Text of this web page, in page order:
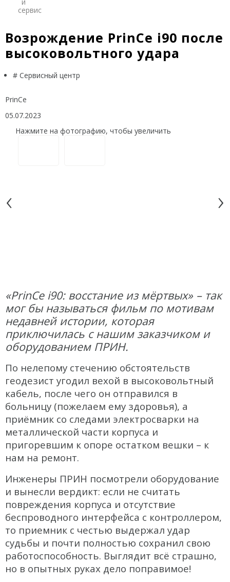
Trimble
Agisoft
Агро
Системы на экскаваторы
Системы на грейдеры
InnoSpector
Гидрография
БПВА
ОЛЭ
ADCP
ГБО
Датчик качества воды
Распродажа
сервис
Возрождение PrinCe i90 после
высоковольтного удара
# Сервисный центр
PrinCe
05.07.2023
Нажмите на фотографию, чтобы увеличить
‹ ›
«PrinCe i90: восстание из мёртвых» – так
мог бы называться фильм по мотивам
недавней истории, которая
приключилась с нашим заказчиком и
оборудованием ПРИН.
По нелепому стечению обстоятельств
геодезист угодил вехой в высоковольтный
кабель, после чего он отправился в
больницу (пожелаем ему здоровья), а
приёмник со следами электросварки на
металлической части корпуса и
пригоревшим к опоре остатком вешки – к
нам на ремонт.
Инженеры ПРИН посмотрели оборудование
и вынесли вердикт: если не считать
повреждения корпуса и отсутствие
беспроводного интерфейса с контроллером,
то приемник с честью выдержал удар
судьбы и почти полностью сохранил свою
работоспособность. Выглядит всё страшно,
но в опытных руках дело поправимое!